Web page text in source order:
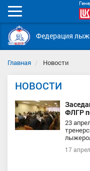
Мобильное
меню
Федерация
Главная Новости
НОВОСТИ
ФЛГР
23
17